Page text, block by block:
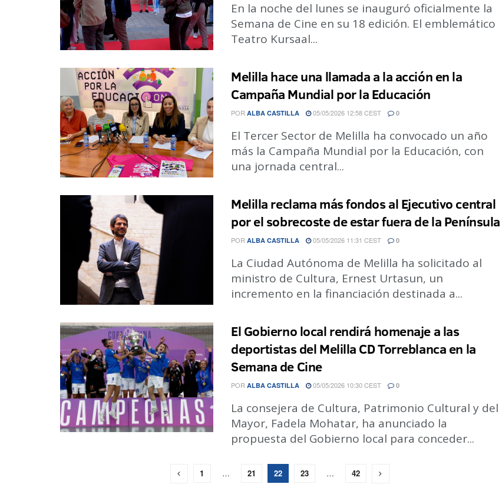
En la noche del lunes se inauguró oficialmente la
Semana de Cine en su 18 edición. El emblemático
Teatro Kursaal...
Melilla hace una llamada a la acción en la
Campaña Mundial por la Educación
POR ALBA CASTILLA 05/05/2026 12:58 CEST 0
El Tercer Sector de Melilla ha convocado un año
más la Campaña Mundial por la Educación, con
una jornada central...
Melilla reclama más fondos al Ejecutivo central
por el sobrecoste de estar fuera de la Península
POR ALBA CASTILLA 05/05/2026 11:31 CEST 0
La Ciudad Autónoma de Melilla ha solicitado al
ministro de Cultura, Ernest Urtasun, un
incremento en la financiación destinada a...
El Gobierno local rendirá homenaje a las
deportistas del Melilla CD Torreblanca en la
Semana de Cine
POR ALBA CASTILLA 05/05/2026 10:30 CEST 0
La consejera de Cultura, Patrimonio Cultural y del
Mayor, Fadela Mohatar, ha anunciado la
propuesta del Gobierno local para conceder...
1 … 21 22 23 … 42